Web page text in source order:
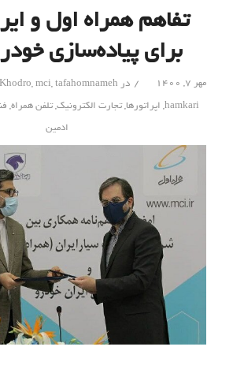
تفاهم همراه اول و
برای پیاده‌سازی
مهر ۷, ۱۴۰۰ / در ,mci,tafahomnameh
hamkari
, اپراتورها,تجارت الکترونیک,تلفن همراه,
ادمین